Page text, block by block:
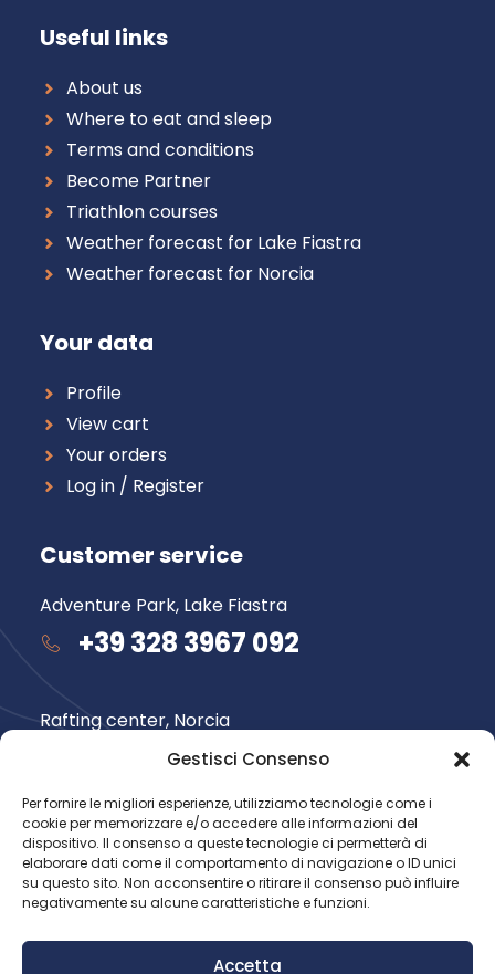
Gestisci Consenso
Per fornire le migliori esperienze, utilizziamo tecnologie come i
cookie per memorizzare e/o accedere alle informazioni del
dispositivo. Il consenso a queste tecnologie ci permetterà di
elaborare dati come il comportamento di navigazione o ID unici
su questo sito. Non acconsentire o ritirare il consenso può influire
negativamente su alcune caratteristiche e funzioni.
Accetta
Useful links
About us
Where to eat and sleep
Terms and conditions
Become Partner
Triathlon courses
Weather forecast for Lake Fiastra
Weather forecast for Norcia
Your data
Profile
View cart
Your orders
Log in / Register
Customer service
Adventure Park, Lake Fiastra
+39 328 3967 092
Rafting center, Norcia
+39 348 735 6565
Follow us